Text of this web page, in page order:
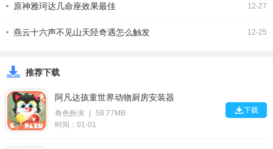
12-27
原神雅珂达几命座效果最佳
12-25
燕云十六声不见山天陉奇遇怎么触发
推荐下载
阿凡达孩童世界动物厨房安装器
角色扮演
58.77MB
时间：01-01
下载